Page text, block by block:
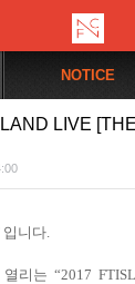
NOTICE
LIVE
입니다.
리는 “2017